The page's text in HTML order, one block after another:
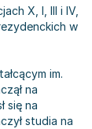
X, I, III i IV,
w
im.
na
się na
studia na